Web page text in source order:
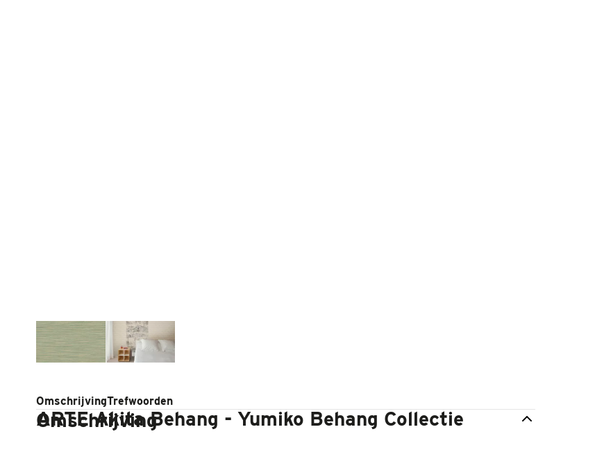
OmschrijvingTrefwoorden
Omschrijving
ARTE Akita Behang - Yumiko Behang Collectie